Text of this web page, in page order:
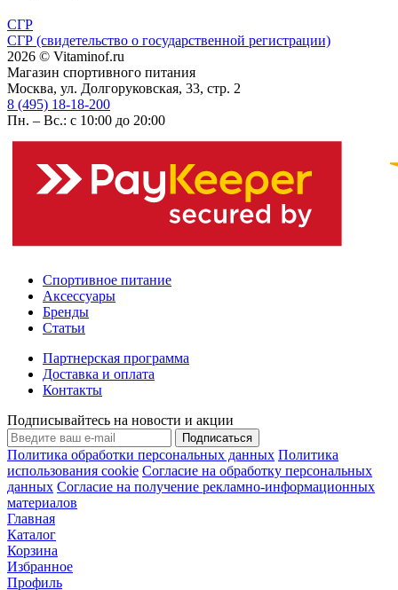
СГР
СГР (свидетельство о государственной регистрации)
2026 © Vitaminof.ru
Магазин спортивного питания
Москва, ул. Долгоруковская, 33, стр. 2
8 (495) 18-18-200
Пн. – Вс.: с 10:00 до 20:00
Спортивное питание
Аксессуары
Бренды
Статьи
Партнерская программа
Доставка и оплата
Контакты
Подписывайтесь на новости и акции
Подписаться
Политика обработки персональных данных Политика
использования cookie Согласие на обработку персональных
данных Согласие на получение рекламно-информационных
материалов
Главная
Каталог
Корзина
Избранное
Профиль